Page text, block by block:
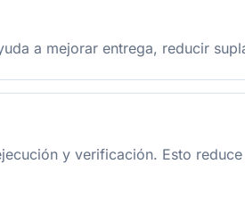
a mejorar entrega, reducir
y verificación. Esto